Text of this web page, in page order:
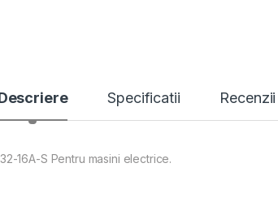
Specificatii Recenzii
16A-S Pentru masini electrice.